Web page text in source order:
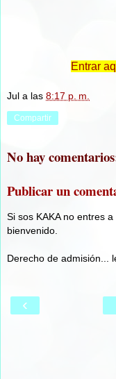
Entrar
Jul a las 8:17 p. m.
Compartir
No hay
Publicar un
Si sos KAKA no entres
bienvenido.
Derecho de admisión...
‹